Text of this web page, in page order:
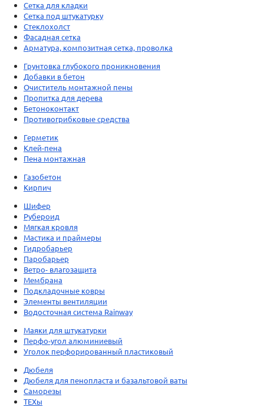
Сетка для кладки
Сетка под штукатурку
Стеклохолст
Фасадная сетка
Арматура, композитная сетка, проволка
Грунтовка глубокого проникновения
Добавки в бетон
Очиститель монтажной пены
Пропитка для дерева
Бетоноконтакт
Противогрибковые средства
Герметик
Клей-пена
Пена монтажная
Газобетон
Кирпич
Шифер
Рубероид
Мягкая кровля
Мастика и праймеры
Гидробарьер
Паробарьер
Ветро- влагозащита
Мембрана
Подкладочные ковры
Элементы вентиляции
Водосточная система Rainway
Маяки для штукатурки
Перфо-угол алюминиевый
Уголок перфорированный пластиковый
Дюбеля
Дюбеля для пенопласта и базальтовой ваты
Саморезы
ТЕХы